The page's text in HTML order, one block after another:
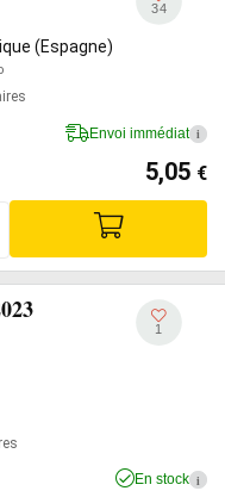
(Espagne)
34
Envoi immédiat i
5,05 €
1
En stock i